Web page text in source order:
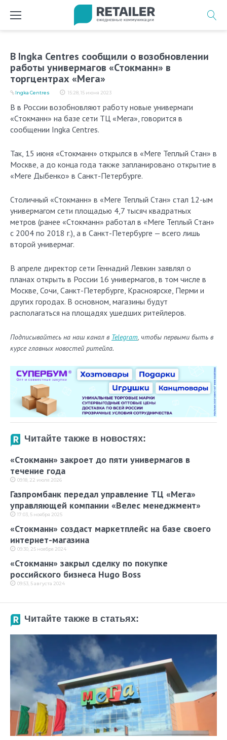
В Ingka Centres сообщили о возобновлении
работы универмагов «Стокманн» в
торгцентрах «Мега»
15:28, 15 июня 2023
Ingka Centres
В в России возобновляют работу новые универмаги
«Стокманн» на базе сети ТЦ «Мега», говорится в
сообщении Ingka Centres.
Так, 15 июня «Стокманн» открылся в «Меге Теплый Стан» в
Москве, а до конца года также запланировано открытие в
«Меге Дыбенко» в Санкт-Петербурге.
Столичный «Стокманн» в «Меге Теплый Стан» стал 12-ым
универмагом сети площадью 4,7 тысяч квадратных
метров (ранее «Стокманн» работал в «Меге Теплый Стан»
с 2004 по 2018 г.), а в Санкт-Петербурге — всего лишь
второй универмаг.
В апреле директор сети Геннадий Левкин заявлял о
планах открыть в России 16 универмагов, в том числе в
Москве, Сочи, Санкт-Петербурге, Красноярске, Перми и
других городах. В основном, магазины будут
располагаться на площадях ушедших ритейлеров.
Подписывайтесь на наш канал в Telegram, чтобы первыми быть в
курсе главных новостей ритейла.
Читайте также в новостях:
«Стокманн» закроет до пяти универмагов в
течение года
09:18, 22 июля 2026
Газпромбанк передал управление ТЦ «Мега»
управляющей компании «Велес менеджмент»
17:03, 5 ноября 2025
«Стокманн» создаст маркетплейс на базе своего
интернет-магазина
09:30, 25 ноября 2024
«Стокманн» закрыл сделку по покупке
российского бизнеса Hugo Boss
09:53, 5 августа 2024
Читайте также в статьях: